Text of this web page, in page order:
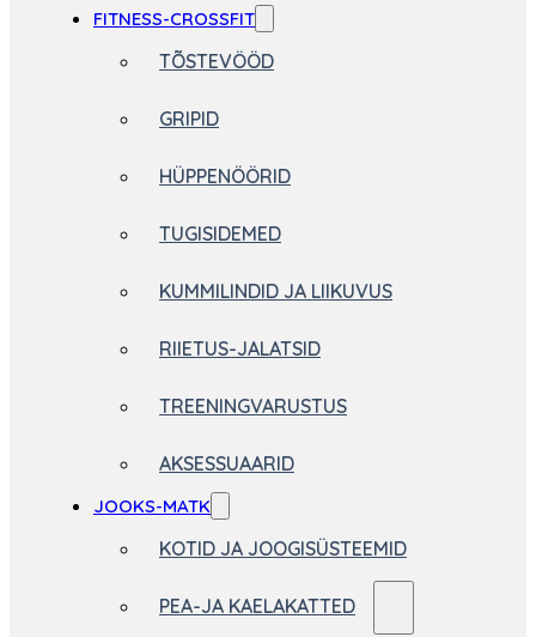
FITNESS-CROSSFIT
TÕSTEVÖÖD
GRIPID
HÜPPENÖÖRID
TUGISIDEMED
KUMMILINDID JA LIIKUVUS
RIIETUS-JALATSID
TREENINGVARUSTUS
AKSESSUAARID
JOOKS-MATK
KOTID JA JOOGISÜSTEEMID
PEA-JA KAELAKATTED